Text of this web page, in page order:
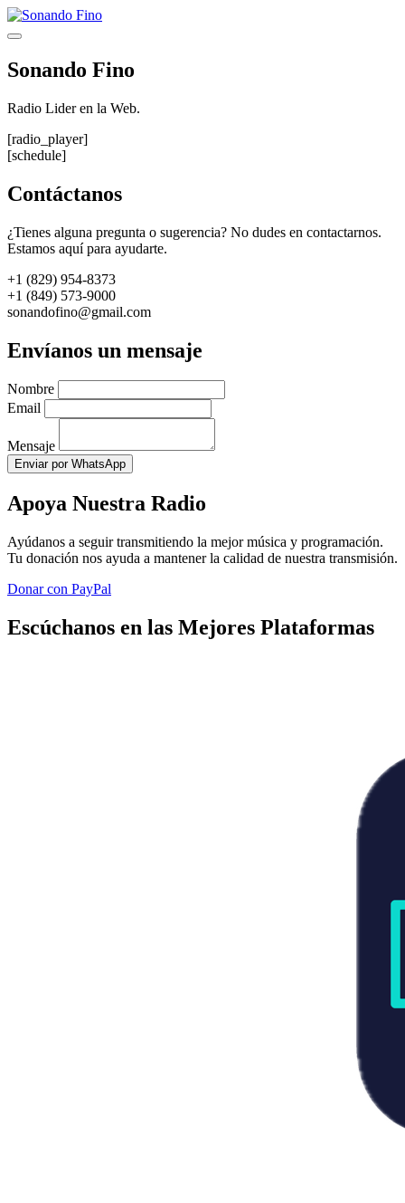
Saltar
al
Menú
Sonando Fino
Radio Lider en la Web.
[radio_player]
[schedule]
Contáctanos
¿Tienes alguna pregunta o sugerencia? No dudes en contactarnos.
Estamos aquí para ayudarte.
+1 (829) 954-8373
+1 (849) 573-9000
sonandofino@gmail.com
Envíanos un mensaje
Nombre
Email
Mensaje
Enviar por WhatsApp
Apoya Nuestra Radio
Ayúdanos a seguir transmitiendo la mejor música y programación.
Tu donación nos ayuda a mantener la calidad de nuestra transmisión.
Donar con PayPal
Escúchanos en las Mejores Plataformas